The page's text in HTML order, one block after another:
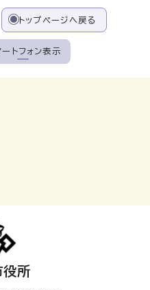
トップページへ戻る
ートフォン表示
役所